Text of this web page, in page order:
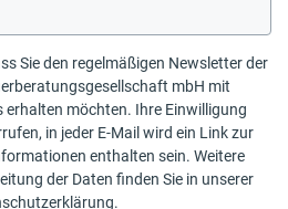
Sie den regelmäßigen Newsletter der
mbH mit
möchten. Ihre Einwilligung
in jeder E-Mail wird ein Link zur
der Daten finden Sie in unserer
.